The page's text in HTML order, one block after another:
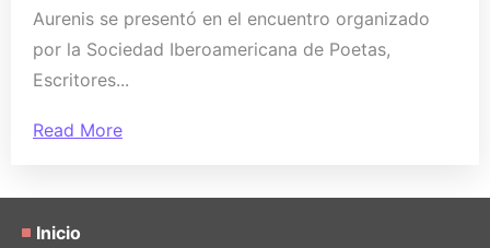
Aurenis se presentó en el encuentro organizado
por la Sociedad Iberoamericana de Poetas,
Escritores...
Read More
Inicio